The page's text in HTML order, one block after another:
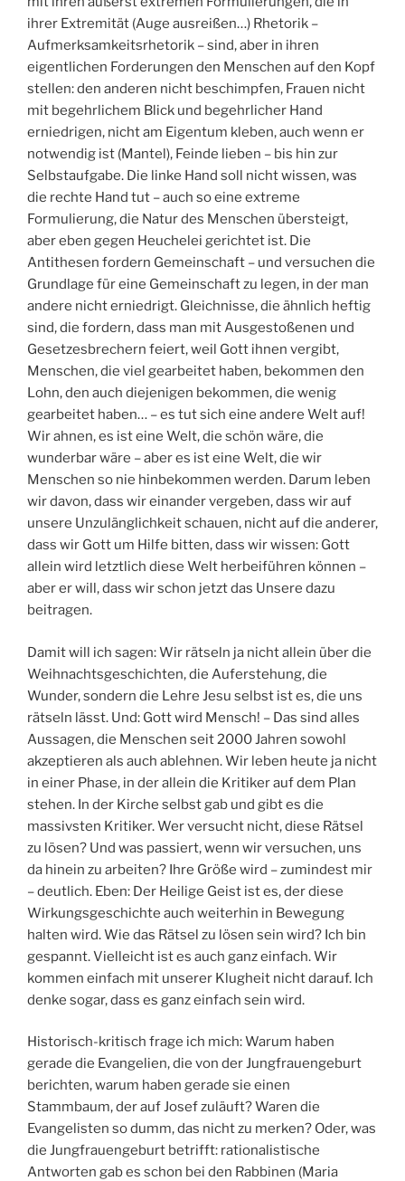
ihrer Extremität (Auge ausreißen…) Rhetorik –
Aufmerksamkeitsrhetorik – sind, aber in ihren
eigentlichen Forderungen den Menschen auf den Kopf
stellen: den anderen nicht beschimpfen, Frauen nicht
mit begehrlichem Blick und begehrlicher Hand
erniedrigen, nicht am Eigentum kleben, auch wenn er
notwendig ist (Mantel), Feinde lieben – bis hin zur
Selbstaufgabe. Die linke Hand soll nicht wissen, was
die rechte Hand tut – auch so eine extreme
Formulierung, die Natur des Menschen übersteigt,
aber eben gegen Heuchelei gerichtet ist. Die
Antithesen fordern Gemeinschaft – und versuchen die
Grundlage für eine Gemeinschaft zu legen, in der man
andere nicht erniedrigt. Gleichnisse, die ähnlich heftig
sind, die fordern, dass man mit Ausgestoßenen und
Gesetzesbrechern feiert, weil Gott ihnen vergibt,
Menschen, die viel gearbeitet haben, bekommen den
Lohn, den auch diejenigen bekommen, die wenig
gearbeitet haben… – es tut sich eine andere Welt auf!
Wir ahnen, es ist eine Welt, die schön wäre, die
wunderbar wäre – aber es ist eine Welt, die wir
Menschen so nie hinbekommen werden. Darum leben
wir davon, dass wir einander vergeben, dass wir auf
unsere Unzulänglichkeit schauen, nicht auf die anderer,
dass wir Gott um Hilfe bitten, dass wir wissen: Gott
allein wird letztlich diese Welt herbeiführen können –
aber er will, dass wir schon jetzt das Unsere dazu
beitragen.
Damit will ich sagen: Wir rätseln ja nicht allein über die
Weihnachtsgeschichten, die Auferstehung, die
Wunder, sondern die Lehre Jesu selbst ist es, die uns
rätseln lässt. Und: Gott wird Mensch! – Das sind alles
Aussagen, die Menschen seit 2000 Jahren sowohl
akzeptieren als auch ablehnen. Wir leben heute ja nicht
in einer Phase, in der allein die Kritiker auf dem Plan
stehen. In der Kirche selbst gab und gibt es die
massivsten Kritiker. Wer versucht nicht, diese Rätsel
zu lösen? Und was passiert, wenn wir versuchen, uns
da hinein zu arbeiten? Ihre Größe wird – zumindest mir
– deutlich. Eben: Der Heilige Geist ist es, der diese
Wirkungsgeschichte auch weiterhin in Bewegung
halten wird. Wie das Rätsel zu lösen sein wird? Ich bin
gespannt. Vielleicht ist es auch ganz einfach. Wir
kommen einfach mit unserer Klugheit nicht darauf. Ich
denke sogar, dass es ganz einfach sein wird.
Historisch-kritisch frage ich mich: Warum haben
gerade die Evangelien, die von der Jungfrauengeburt
berichten, warum haben gerade sie einen
Stammbaum, der auf Josef zuläuft? Waren die
Evangelisten so dumm, das nicht zu merken? Oder, was
die Jungfrauengeburt betrifft: rationalistische
Antworten gab es schon bei den Rabbinen (Maria